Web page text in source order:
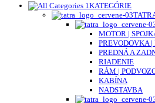
KATEGÓRIE
MOTOR |
PREVODOVKA
PREDNÁ A
RIADENIE
RÁM |
KABÍNA
NADSTAVBA